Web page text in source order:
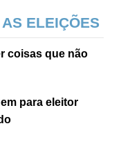
ELEIÇÕES
coisas que não
para eleitor